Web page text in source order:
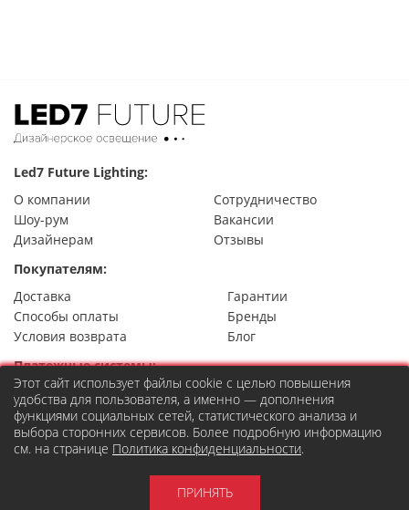
Led7 Future Lighting:
О компании
Сотрудничество
Шоу-рум
Вакансии
Дизайнерам
Отзывы
Покупателям:
Доставка
Гарантии
Способы оплаты
Бренды
Условия возврата
Блог
Платежные системы:
Контакты
ул. Правды 24, стр.7
Этот сайт использует файлы cookie с целью повышения
удобства для пользователя, а именно — дополнения
функциями социальных сетей, статистического анализа и
выбора сторонних сервисов. Более подробную информацию
см. на странице Политика конфиденциальности.
ПРИНЯТЬ